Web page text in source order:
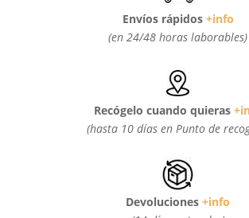
Envíos rápidos +info
(en 24/48 horas laborables)
Recógelo cuando quieras
(hasta 10 días en Punto de
Devoluciones+info